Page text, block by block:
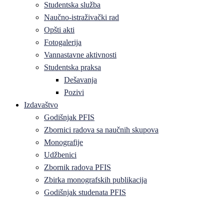
Studentska služba
Naučno-istraživački rad
Opšti akti
Fotogalerija
Vannastavne aktivnosti
Studentska praksa
Dešavanja
Pozivi
Izdavaštvo
Godišnjak PFIS
Zbornici radova sa naučnih skupova
Monografije
Udžbenici
Zbornik radova PFIS
Zbirka monografskih publikacija
Godišnjak studenata PFIS